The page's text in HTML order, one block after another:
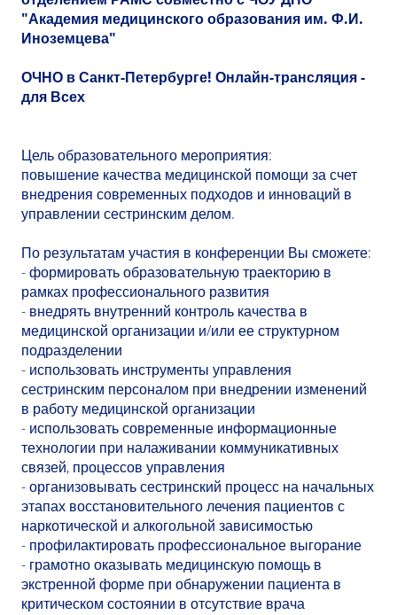
"Академия медицинского образования им. Ф.И.
Иноземцева"
ОЧНО в Санкт-Петербурге! Онлайн-трансляция -
для Всех
Цель образовательного мероприятия:
повышение качества медицинской помощи за счет
внедрения современных подходов и инноваций в
управлении сестринским делом.
По результатам участия в конференции Вы сможете:
- формировать образовательную траекторию в
рамках профессионального развития
- внедрять внутренний контроль качества в
медицинской организации и/или ее структурном
подразделении
- использовать инструменты управления
сестринским персоналом при внедрении изменений
в работу медицинской организации
- использовать современные информационные
технологии при налаживании коммуникативных
связей, процессов управления
- организовывать сестринский процесс на начальных
этапах восстановительного лечения пациентов с
наркотической и алкогольной зависимостью
- профилактировать профессиональное выгорание
- грамотно оказывать медицинскую помощь в
экстренной форме при обнаружении пациента в
критическом состоянии в отсутствие врача